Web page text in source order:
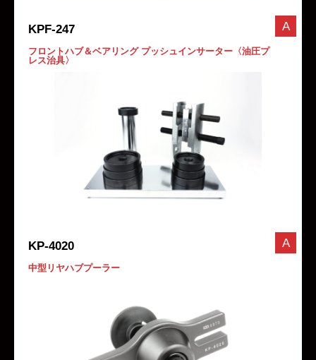
KPF-247
フロントハブ＆ベアリング プッシュインサーター〈油圧プ
レス治具〉
A
KP-4020
中型リヤハブプーラー
A